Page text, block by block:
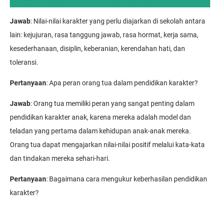
Jawab: Nilai-nilai karakter yang perlu diajarkan di sekolah antara
lain: kejujuran, rasa tanggung jawab, rasa hormat, kerja sama,
kesederhanaan, disiplin, keberanian, kerendahan hati, dan
toleransi.
Pertanyaan: Apa peran orang tua dalam pendidikan karakter?
Jawab: Orang tua memiliki peran yang sangat penting dalam
pendidikan karakter anak, karena mereka adalah model dan
teladan yang pertama dalam kehidupan anak-anak mereka.
Orang tua dapat mengajarkan nilai-nilai positif melalui kata-kata
dan tindakan mereka sehari-hari.
Pertanyaan: Bagaimana cara mengukur keberhasilan pendidikan
karakter?